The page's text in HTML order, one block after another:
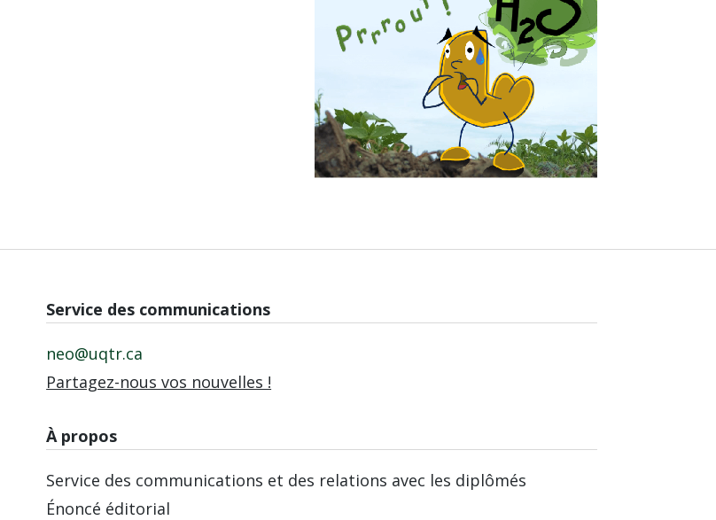
Service des communications
neo@uqtr.ca
Partagez-nous vos nouvelles !
À propos
Service des communications et des relations avec les diplômés
Énoncé éditorial